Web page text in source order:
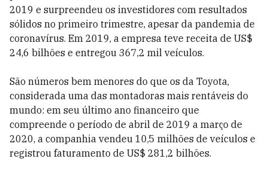
2019 e surpreendeu os investidores com resultados
sólidos no primeiro trimestre, apesar da pandemia de
coronavírus. Em 2019, a empresa teve receita de US$
24,6 bilhões e entregou 367,2 mil veículos.
São números bem menores do que os da Toyota,
considerada uma das montadoras mais rentáveis do
mundo: em seu último ano financeiro que
compreende o período de abril de 2019 a março de
2020, a companhia vendeu 10,5 milhões de veículos e
registrou faturamento de US$ 281,2 bilhões.